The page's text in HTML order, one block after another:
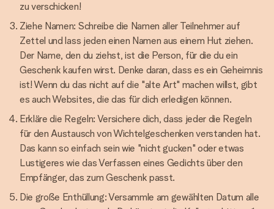
zu verschicken!
Ziehe Namen: Schreibe die Namen aller Teilnehmer auf
Zettel und lass jeden einen Namen aus einem Hut ziehen.
Der Name, den du ziehst, ist die Person, für die du ein
Geschenk kaufen wirst. Denke daran, dass es ein Geheimnis
ist! Wenn du das nicht auf die "alte Art" machen willst, gibt
es auch Websites, die das für dich erledigen können.
Erkläre die Regeln: Versichere dich, dass jeder die Regeln
für den Austausch von Wichtelgeschenken verstanden hat.
Das kann so einfach sein wie "nicht gucken" oder etwas
Lustigeres wie das Verfassen eines Gedichts über den
Empfänger, das zum Geschenk passt.
Die große Enthüllung: Versammle am gewählten Datum alle